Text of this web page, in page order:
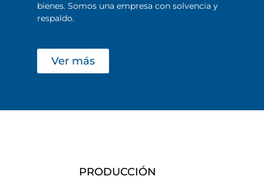
bienes. Somos una empresa con solvencia y
respaldo.
Ver más
PRODUCCIÓN